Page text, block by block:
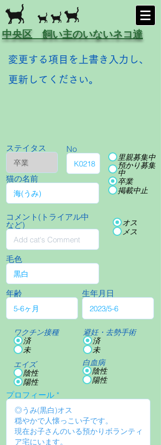
中央区 飼い主のいないネコ達
変更する項目を上書き入力し、
更新してください。
ステイタス No
猫の名前
里親募集中
預かり募集
中
卒業
掲載中止
コメント(トライアル中
など)
オス
メス
毛色
年齢
ワクチン接種
済
未
エイズ
陰性
陽性
生年月日
避妊・去勢手術
済
未
白血病
陰性
陽性
プロフィール